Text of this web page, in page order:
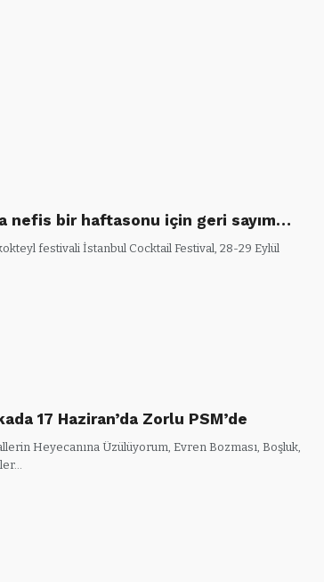
nefis bir haftasonu için geri sayım…
festivali İstanbul Cocktail Festival, 28-29 Eylül
17 Haziran’da Zorlu PSM’de
Heyecanına Üzülüyorum, Evren Bozması, Boşluk,